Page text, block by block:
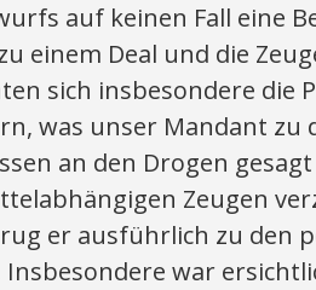
auf keinen Fall eine
einem Deal und die
sich insbesondere die
was unser Mandant zu
an den Drogen
Zeugen
er ausführlich zu den
war